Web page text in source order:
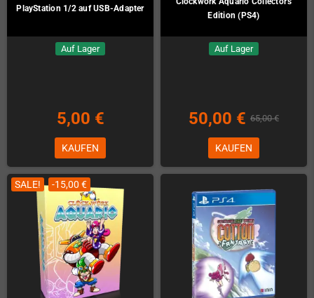
PlayStation 1/2 auf USB-Adapter
Auf Lager
5,00 €
KAUFEN
Edition (PS4)
Auf Lager
50,00 € 65,00 €
KAUFEN
SALE! -15,00 €